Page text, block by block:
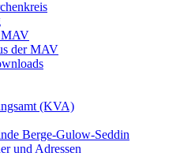
MAV
der MAV
(KVA)
Berge-Gulow-Seddin
und Adressen